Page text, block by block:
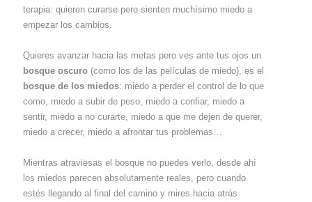
terapia: quieren curarse pero sienten muchísimo miedo a
empezar los cambios.
Quieres avanzar hacia las metas pero ves ante tus ojos un
bosque oscuro (como los de las películas de miedo), es el
bosque de los miedos: miedo a perder el control de lo que
como, miedo a subir de peso, miedo a confiar, miedo a
sentir, miedo a no curarte, miedo a que me dejen de querer,
miedo a crecer, miedo a afrontar tus problemas…
Mientras atraviesas el bosque no puedes verlo, desde ahí
los miedos parecen absolutamente reales, pero cuando
estés llegando al final del camino y mires hacia atrás